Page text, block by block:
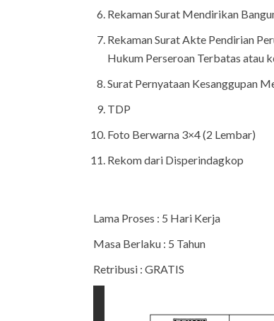
Rekaman Surat Mendirikan
Rekaman Surat Akte Pendirian
Hukum Perseroan Terbatas atau
Surat Pernyataan Kesanggupan
TDP
Foto Berwarna 3×4 (2 Lembar)
Rekom dari Disperindagkop
Lama Proses : 5 Hari Kerja
Masa Berlaku : 5 Tahun
Retribusi : GRATIS